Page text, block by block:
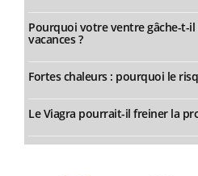
Pourquoi votre ventre gâche-t-
vacances ?
Fortes chaleurs : pourquoi le
Le Viagra pourrait-il freiner la